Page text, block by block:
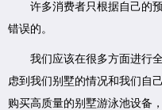
许多消费者只根据自己的预
错误的。
我们应该在很多方面进行全
虑到我们别墅的情况和我们自
购买高质量的别墅游泳池设备